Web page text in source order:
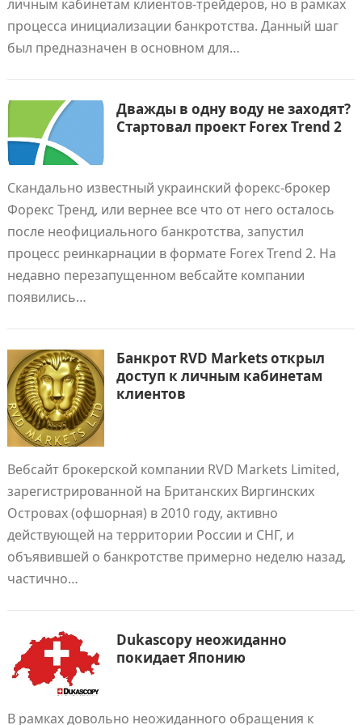
личным кабинетам клиентов-трейдеров, но в рамках
процесса инициализации банкротства. Данный шаг
был предназначен в основном для…
Дважды в одну воду не заходят?
Стартовал проект Forex Trend 2
Скандально известный украинский форекс-брокер
Форекс Тренд, или вернее все что от него осталось
после неофициального банкротства, запустил
процесс реинкарнации в формате Forex Trend 2. На
недавно перезапущенном вебсайте компании
появились…
Банкрот RVD Markets открыл
доступ к личным кабинетам
клиентов
Вебсайт брокерской компании RVD Markets Limited,
зарегистрированной на Британских Виргинских
Островах (офшорная) в 2010 году, активно
действующей на территории России и СНГ, и
объявившей о банкротстве примерно неделю назад,
частично…
Dukascopy неожиданно
покидает Японию
В рамках довольно неожиданного обращения к